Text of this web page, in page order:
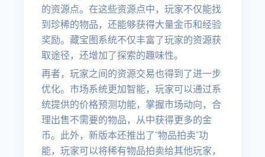
的资源点。在这些资源点中，玩家不仅能找
到珍稀的物品，还能够获得大量金币和经验
奖励。藏宝图系统不仅丰富了玩家的资源获
取途径，还增加了探索的趣味性。
再者，玩家之间的资源交易也得到了进一步
优化。市场系统更加智能，玩家可以通过系
统提供的价格预测功能，掌握市场动向，合
理出售不需要的物品，从中获得更多的金
币。此外，新版本还推出了“物品拍卖”功
能，玩家可以将稀有物品拍卖给其他玩家，